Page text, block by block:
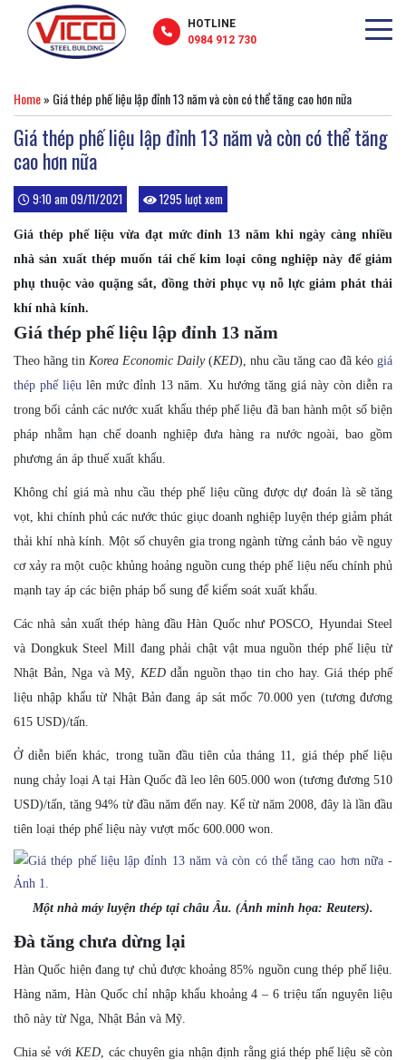
HOTLINE
0984 912 730
Home» Giá thép phế liệu lập đỉnh 13 năm và còn có thể tăng cao hơn nữa
Giá thép phế liệu lập đỉnh 13 năm và còn có thể tăng
cao hơn nữa
9:10 am 09/11/2021 1295 lượt xem
Giá thép phế liệu vừa đạt mức đỉnh 13 năm khi ngày càng nhiều
nhà sản xuất thép muốn tái chế kim loại công nghiệp này để giảm
phụ thuộc vào quặng sắt, đồng thời phục vụ nỗ lực giảm phát thải
khí nhà kính.
Giá thép phế liệu lập đỉnh 13 năm
Theo hãng tin Korea Economic Daily(KED), nhu cầu tăng cao đã kéo giá
thép phế liệu lên mức đỉnh 13 năm. Xu hướng tăng giá này còn diễn ra
trong bối cảnh các nước xuất khẩu thép phế liệu đã ban hành một số biện
pháp nhằm hạn chế doanh nghiệp đưa hàng ra nước ngoài, bao gồm
phương án áp thuế xuất khẩu.
Không chỉ giá mà nhu cầu thép phế liệu cũng được dự đoán là sẽ tăng
vọt, khi chính phủ các nước thúc giục doanh nghiệp luyện thép giảm phát
thải khí nhà kính. Một số chuyên gia trong ngành từng cảnh báo về nguy
cơ xảy ra một cuộc khủng hoảng nguồn cung thép phế liệu nếu chính phủ
mạnh tay áp các biện pháp bổ sung để kiểm soát xuất khẩu.
Các nhà sản xuất thép hàng đầu Hàn Quốc như POSCO, Hyundai Steel
và Dongkuk Steel Mill đang phải chật vật mua nguồn thép phế liệu từ
Nhật Bản, Nga và Mỹ, KEDdẫn nguồn thạo tin cho hay. Giá thép phế
liệu nhập khẩu từ Nhật Bản đang áp sát mốc 70.000 yen (tương đương
615 USD)/tấn.
Ở diễn biến khác, trong tuần đầu tiên của tháng 11, giá thép phế liệu
nung chảy loại A tại Hàn Quốc đã leo lên 605.000 won (tương đương 510
USD)/tấn, tăng 94% từ đầu năm đến nay. Kể từ năm 2008, đây là lần đầu
tiên loại thép phế liệu này vượt mốc 600.000 won.
Một nhà máy luyện thép tại châu Âu. (Ảnh minh họa: Reuters).
Đà tăng chưa dừng lại
Hàn Quốc hiện đang tự chủ được khoảng 85% nguồn cung thép phế liệu.
Hàng năm, Hàn Quốc chỉ nhập khẩu khoảng 4 – 6 triệu tấn nguyên liệu
thô này từ Nga, Nhật Bản và Mỹ.
Chia sẻ với KED , các chuyên gia nhận định rằng giá thép phế liệu sẽ còn